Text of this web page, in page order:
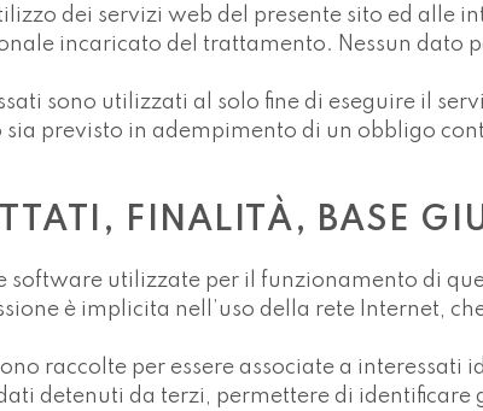
dei servizi web del presente sito ed alle
incaricato del trattamento. Nessun dato
sono utilizzati al solo fine di eseguire il
sia previsto in adempimento di un obbligo
FINALITÀ, BASE
software utilizzate per il funzionamento di
è implicita nell’uso della rete Internet,
raccolte per essere associate a
detenuti da terzi, permettere di